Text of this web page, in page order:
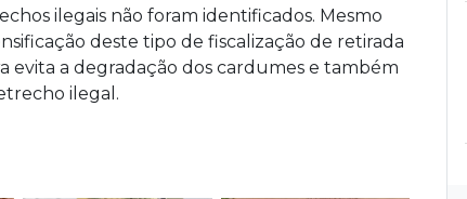
ilegais não foram identificados. Mesmo
deste tipo de fiscalização de retirada
a degradação dos cardumes e também
ilegal.